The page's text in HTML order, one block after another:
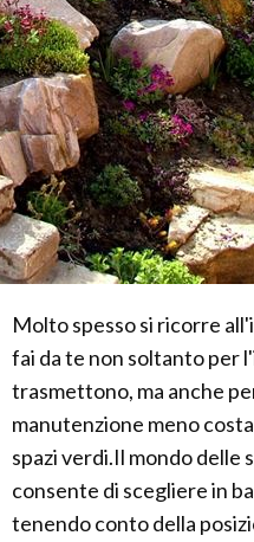
Molto spesso si ricorre
fai da te non soltanto per
trasmettono, ma anche
manutenzione meno
spazi verdi.Il mondo delle
consente di scegliere in
tenendo conto della